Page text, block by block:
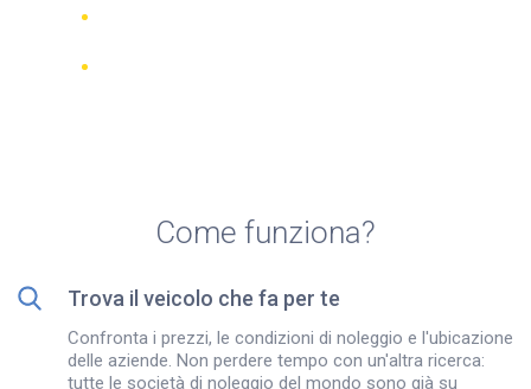
Come funziona?
Trova il veicolo che fa per te
Confronta i prezzi, le condizioni di noleggio e l'ubicazione
delle aziende. Non perdere tempo con un'altra ricerca:
tutte le società di noleggio del mondo sono già su